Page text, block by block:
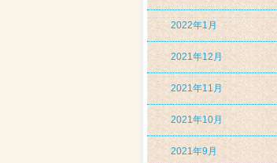
2022年1月
2021年12月
2021年11月
2021年10月
2021年9月